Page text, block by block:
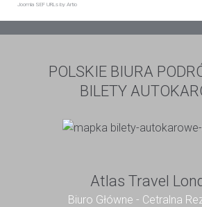
Joomla SEF URLs by Artio
POLSKIE BIURA
BILETY
Atlas Travel
Biuro Główne - Cetralna